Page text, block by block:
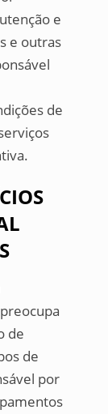
e
e outras
de
de
de
por